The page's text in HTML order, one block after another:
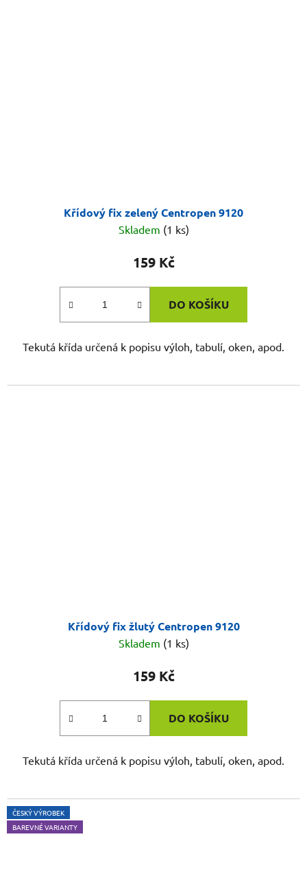
Křídový fix zelený Centropen 9120
Skladem (1 ks)
159 Kč
DO KOŠÍKU
Tekutá křída určená k popisu výloh, tabulí, oken, apod.
Křídový fix žlutý Centropen 9120
Skladem (1 ks)
159 Kč
DO KOŠÍKU
Tekutá křída určená k popisu výloh, tabulí, oken, apod.
ČESKÝ VÝROBEK
BAREVNÉ VARIANTY